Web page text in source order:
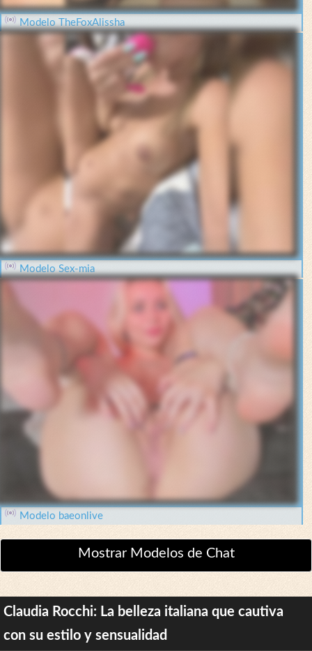
Modelo TheFoxAlissha
Modelo Sex-mia
Modelo baeonlive
Mostrar Modelos de Chat
Claudia Rocchi: La belleza italiana que cautiva
con su estilo y sensualidad